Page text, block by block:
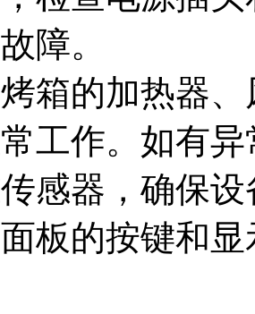
障。
箱的加热器
工作。如有
感器，确保
板的按键和